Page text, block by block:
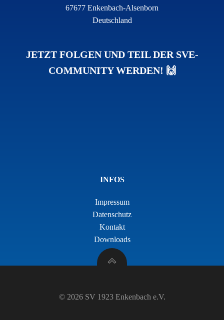
67677 Enkenbach-Alsenborn
Deutschland
JETZT FOLGEN UND TEIL DER SVE-
COMMUNITY WERDEN! 🙌
INFOS
Impressum
Datenschutz
Kontakt
Downloads
© 2026 SV 1923 Enkenbach e.V.